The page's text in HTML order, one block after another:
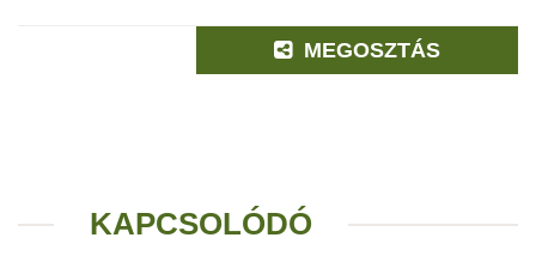
MEGOSZTÁS
KAPCSOLÓDÓ